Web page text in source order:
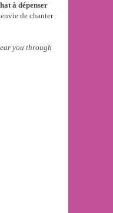
à dépenser
de chanter
you through